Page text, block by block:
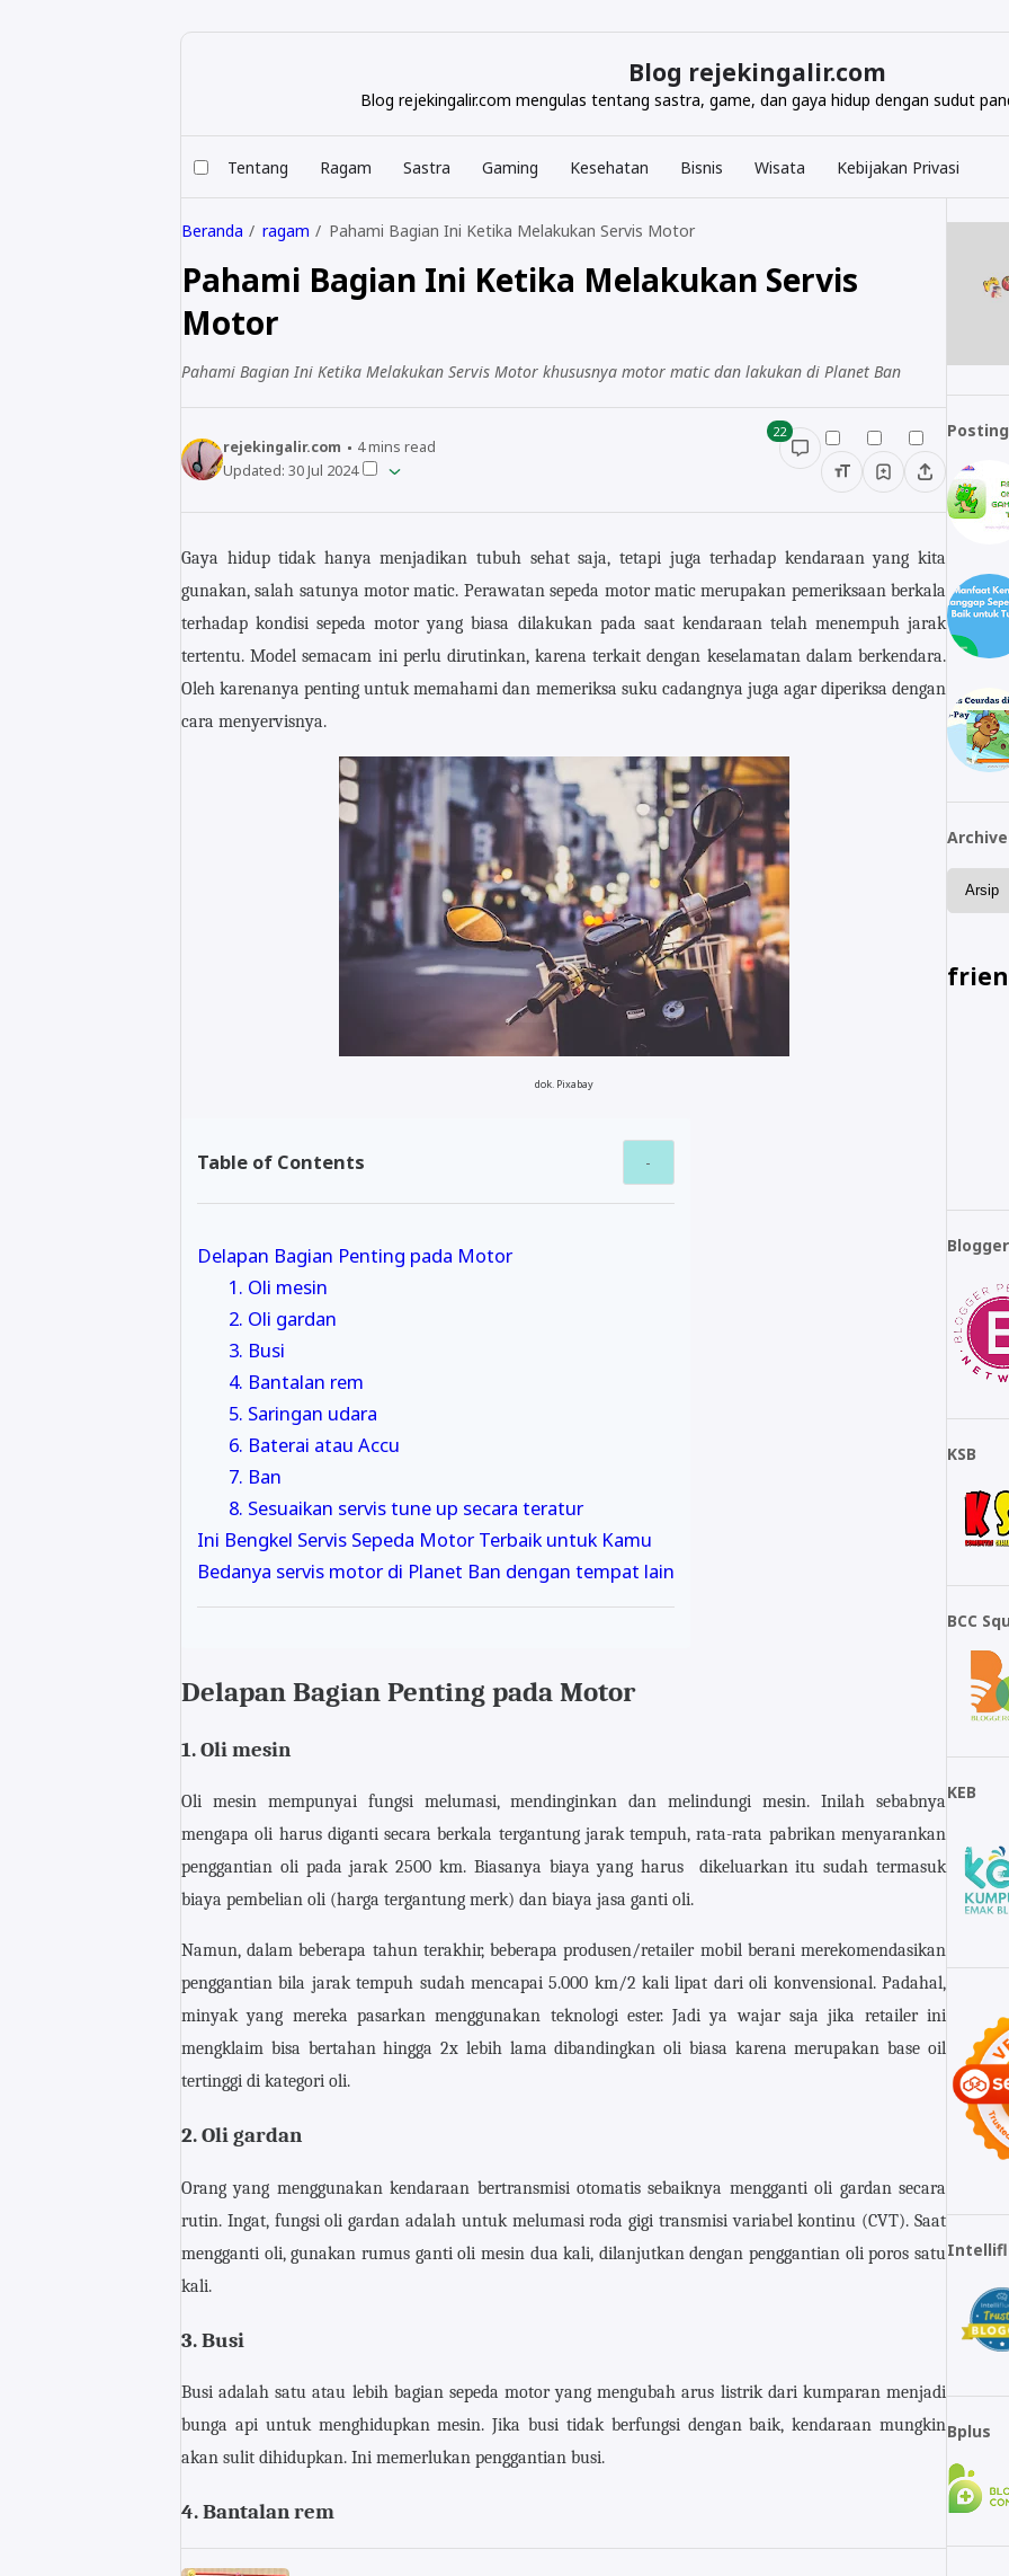
Blog rejekingalir.com
Blog rejekingalir.com mengulas tentang sastra, game, dan gaya hidup dengan sudut
Tentang Ragam Sastra Gaming Kesehatan Bisnis Wisata Kebijakan Privasi
Beranda ragam Pahami Bagian Ini Ketika Melakukan Servis Motor
Pahami Bagian Ini Ketika Melakukan Servis
Motor
Pahami Bagian Ini Ketika Melakukan Servis Motor khususnya motor matic dan lakukan di Planet Ban
rejekingalir.com 4mins read
Updated: 30 Jul 2024
22
Gaya hidup tidak hanya menjadikan tubuh sehat saja, tetapi juga terhadap kendaraan yang kita
gunakan, salah satunya motor matic. Perawatan sepeda motor matic merupakan pemeriksaan berkala
terhadap kondisi sepeda motor yang biasa dilakukan pada saat kendaraan telah menempuh jarak
tertentu. Model semacam ini perlu dirutinkan, karena terkait dengan keselamatan dalam berkendara.
Oleh karenanya penting untuk memahami dan memeriksa suku cadangnya juga agar diperiksa dengan
cara menyervisnya.
dok. Pixabay
Table of Contents
Delapan Bagian Penting pada Motor
1. Oli mesin
2. Oli gardan
3. Busi
4. Bantalan rem
5. Saringan udara
6. Baterai atau Accu
7. Ban
8. Sesuaikan servis tune up secara teratur
Ini Bengkel Servis Sepeda Motor Terbaik untuk Kamu
Bedanya servis motor di Planet Ban dengan tempat lain
Delapan Bagian Penting pada Motor
1. Oli mesin
Oli mesin mempunyai fungsi melumasi, mendinginkan dan melindungi mesin. Inilah sebabnya
mengapa oli harus diganti secara berkala tergantung jarak tempuh, rata-rata pabrikan menyarankan
penggantian oli pada jarak 2500 km. Biasanya biaya yang harus dikeluarkan itu sudah termasuk
biaya pembelian oli (harga tergantung merk) dan biaya jasa ganti oli.
Namun, dalam beberapa tahun terakhir, beberapa produsen/retailer mobil berani merekomendasikan
penggantian bila jarak tempuh sudah mencapai 5.000 km/2 kali lipat dari oli konvensional. Padahal,
minyak yang mereka pasarkan menggunakan teknologi ester. Jadi ya wajar saja jika retailer ini
mengklaim bisa bertahan hingga 2x lebih lama dibandingkan oli biasa karena merupakan base oil
tertinggi di kategori oli.
2. Oli gardan
Orang yang menggunakan kendaraan bertransmisi otomatis sebaiknya mengganti oli gardan secara
rutin. Ingat, fungsi oli gardan adalah untuk melumasi roda gigi transmisi variabel kontinu (CVT). Saat
mengganti oli, gunakan rumus ganti oli mesin dua kali, dilanjutkan dengan penggantian oli poros satu
kali.
3. Busi
Busi adalah satu atau lebih bagian sepeda motor yang mengubah arus listrik dari kumparan menjadi
bunga api untuk menghidupkan mesin. Jika busi tidak berfungsi dengan baik, kendaraan mungkin
akan sulit dihidupkan. Ini memerlukan penggantian busi.
4. Bantalan rem
Archive
KSB
BCC
KEB
Bplus